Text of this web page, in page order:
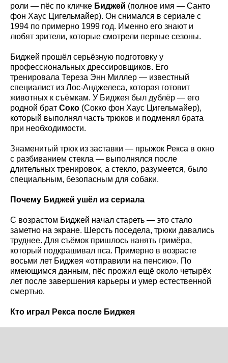
роли — пёс по кличке Биджей (полное имя — Санто
фон Хаус Цигельмайер). Он снимался в сериале с
1994 по примерно 1999 год. Именно его знают и
любят зрители, которые смотрели первые сезоны.
Биджей прошёл серьёзную подготовку у
профессиональных дрессировщиков. Его
тренировала Тереза Энн Миллер — известный
специалист из Лос-Анджелеса, которая готовит
животных к съёмкам. У Биджея был дублёр — его
родной брат Соко (Сокко фон Хаус Цигельмайер),
который выполнял часть трюков и подменял брата
при необходимости.
Знаменитый трюк из заставки — прыжок Рекса в окно
с разбиванием стекла — выполнялся после
длительных тренировок, а стекло, разумеется, было
специальным, безопасным для собаки.
Почему Биджей ушёл из сериала
С возрастом Биджей начал стареть — это стало
заметно на экране. Шерсть поседела, трюки давались
труднее. Для съёмок пришлось нанять гримёра,
который подкрашивал пса. Примерно в возрасте
восьми лет Биджея «отправили на пенсию». По
имеющимся данным, пёс прожил ещё около четырёх
лет после завершения карьеры и умер естественной
смертью.
Кто играл Рекса после Биджея